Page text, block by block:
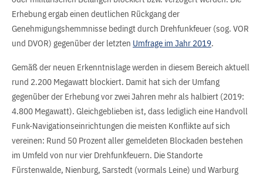
Erhebung ergab einen deutlichen Rückgang der
Genehmigungshemmnisse bedingt durch Drehfunkfeuer (sog. VOR
und DVOR) gegenüber der letzten Umfrage im Jahr 2019.
Gemäß der neuen Erkenntnislage werden in diesem Bereich aktuell
rund 2.200 Megawatt blockiert. Damit hat sich der Umfang
gegenüber der Erhebung vor zwei Jahren mehr als halbiert (2019:
4.800 Megawatt). Gleichgeblieben ist, dass lediglich eine Handvoll
Funk-Navigationseinrichtungen die meisten Konflikte auf sich
vereinen: Rund 50 Prozent aller gemeldeten Blockaden bestehen
im Umfeld von nur vier Drehfunkfeuern. Die Standorte
Fürstenwalde, Nienburg, Sarstedt (vormals Leine) und Warburg